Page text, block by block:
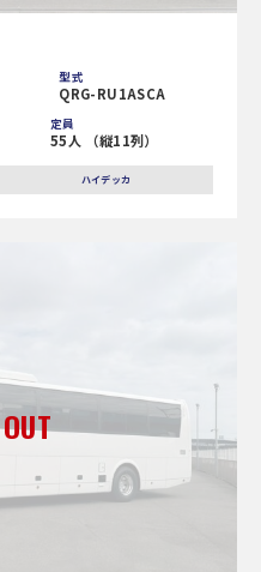
型式
QRG-RU1ASCA
定員
55人 （縦11列）
ハイデッカ